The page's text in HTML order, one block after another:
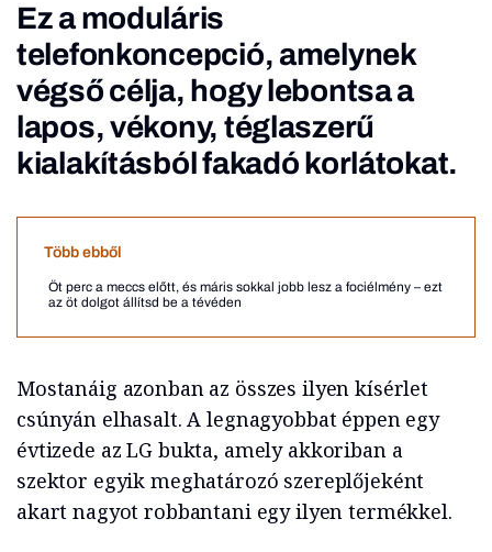
Ez a moduláris
telefonkoncepció, amelynek
végső célja, hogy lebontsa a
lapos, vékony, téglaszerű
kialakításból fakadó korlátokat.
Több ebből
Öt perc a meccs előtt, és máris sokkal jobb lesz a fociélmény – ezt
az öt dolgot állítsd be a tévéden
Mostanáig azonban az összes ilyen kísérlet
csúnyán elhasalt. A legnagyobbat éppen egy
évtizede az LG bukta, amely akkoriban a
szektor egyik meghatározó szereplőjeként
akart nagyot robbantani egy ilyen termékkel.